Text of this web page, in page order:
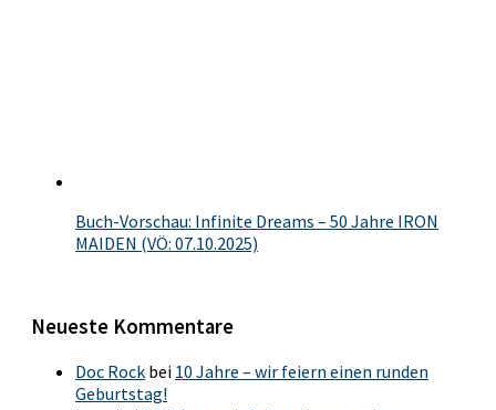
Buch-Vorschau: Infinite Dreams – 50 Jahre IRON
MAIDEN (VÖ: 07.10.2025)
Neueste Kommentare
Doc Rock bei 10 Jahre – wir feiern einen runden
Geburtstag!